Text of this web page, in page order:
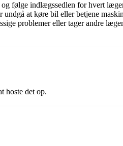
følge indlægssedlen for hvert
at køre bil eller betjene
problemer eller tager andre
hoste det op.